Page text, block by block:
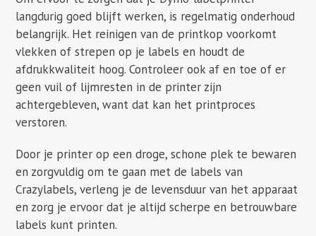
langdurig goed blijft werken, is regelmatig onderhoud
belangrijk. Het reinigen van de printkop voorkomt
vlekken of strepen op je labels en houdt de
afdrukkwaliteit hoog. Controleer ook af en toe of er
geen vuil of lijmresten in de printer zijn
achtergebleven, want dat kan het printproces
verstoren.
Door je printer op een droge, schone plek te bewaren
en zorgvuldig om te gaan met de labels van
Crazylabels, verleng je de levensduur van het apparaat
en zorg je ervoor dat je altijd scherpe en betrouwbare
labels kunt printen.